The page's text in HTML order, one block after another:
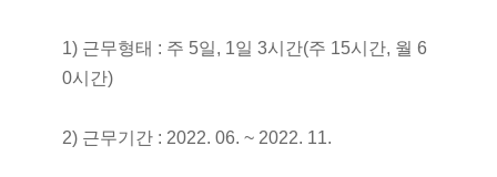
1) 근무형태 : 주 5일, 1일 3시간(주 15시간, 월 6
0시간)
2) 근무기간 : 2022. 06. ~ 2022. 11.